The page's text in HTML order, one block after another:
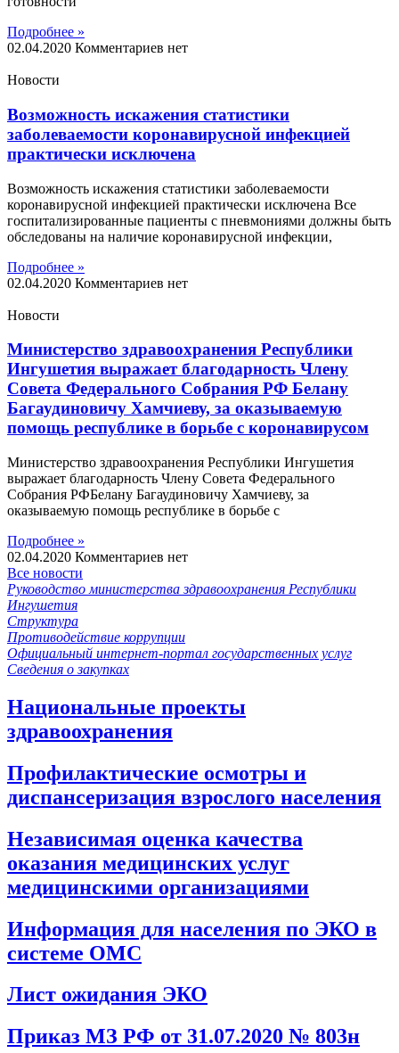
Подробнее »
02.04.2020 Комментариев нет
Новости
Возможность искажения статистики
заболеваемости коронавирусной инфекцией
практически исключена
Возможность искажения статистики заболеваемости
коронавирусной инфекцией практически исключена Все
госпитализированные пациенты с пневмониями должны быть
обследованы на наличие коронавирусной инфекции,
Подробнее »
02.04.2020 Комментариев нет
Новости
Министерство здравоохранения Республики
Ингушетия выражает благодарность Члену
Совета Федерального Собрания РФ Белану
Багаудиновичу Хамчиеву, за оказываемую
помощь республике в борьбе с коронавирусом
Министерство здравоохранения Республики Ингушетия
выражает благодарность Члену Совета Федерального
Собрания РФБелану Багаудиновичу Хамчиеву, за
оказываемую помощь республике в борьбе с
Подробнее »
02.04.2020 Комментариев нет
Все новости
Руководство министерства здравоохранения Республики
Ингушетия
Структура
Противодействие коррупции
Официальный интернет-портал государственных услуг
Сведения о закупках
Национальные проекты
здравоохранения
Профилактические осмотры и
диспансеризация взрослого населения
Независимая оценка качества
оказания медицинских услуг
медицинскими организациями
Информация для населения по ЭКО в
системе ОМС
Лист ожидания ЭКО
Приказ МЗ РФ от 31.07.2020 № 803н